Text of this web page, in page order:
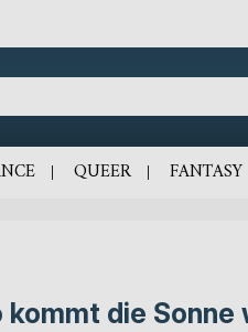
QUEER FANTASY
kommt die Sonne